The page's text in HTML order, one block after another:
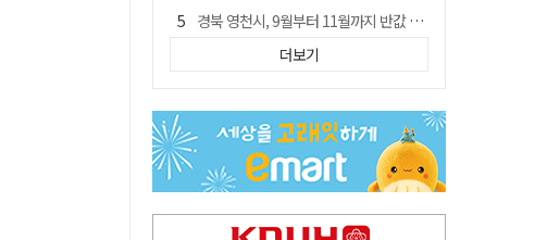
경북 영천시, 9월부터 11월까지 반값 여행 혜택 제공
'솔리다임 IPO 추진설' SK하이닉스, 주가 9% 급락
[농지 전수조사 폐해] 실경작농·청년농 부담도 커진다
TK신공항 참여 주저한 LH, 광주군공항 사업에는 앞장
아쉬운 태클
더보기